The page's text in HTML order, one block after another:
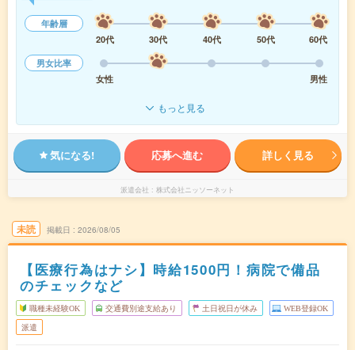
年齢層
20代
30代 40代 50代
60代
男女比率
女性
男性
もっと見る
気になる! 応募へ進む 詳しく見る
派遣会社 株式会社ニッソーネット
未読 掲載日 2026/08/05
【医療行為はナシ】時給1500円！病院で備品
のチェックなど
職種未経験OK 交通費別途支給あり 土日祝日が休み WEB登録OK
派遣